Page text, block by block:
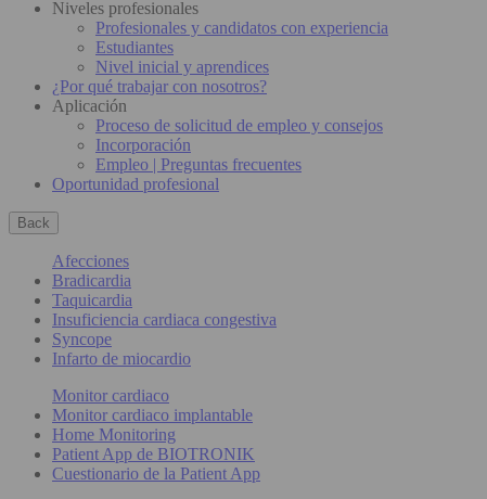
Niveles profesionales
Profesionales y candidatos con experiencia
Estudiantes
Nivel inicial y aprendices
¿Por qué trabajar con nosotros?
Aplicación
Proceso de solicitud de empleo y consejos
Incorporación
Empleo | Preguntas frecuentes
Oportunidad profesional
Back
Afecciones
Bradicardia
Taquicardia
Insuficiencia cardiaca congestiva
Syncope
Infarto de miocardio
Monitor cardiaco
Monitor cardiaco implantable
Home Monitoring
Patient App de BIOTRONIK
Cuestionario de la Patient App